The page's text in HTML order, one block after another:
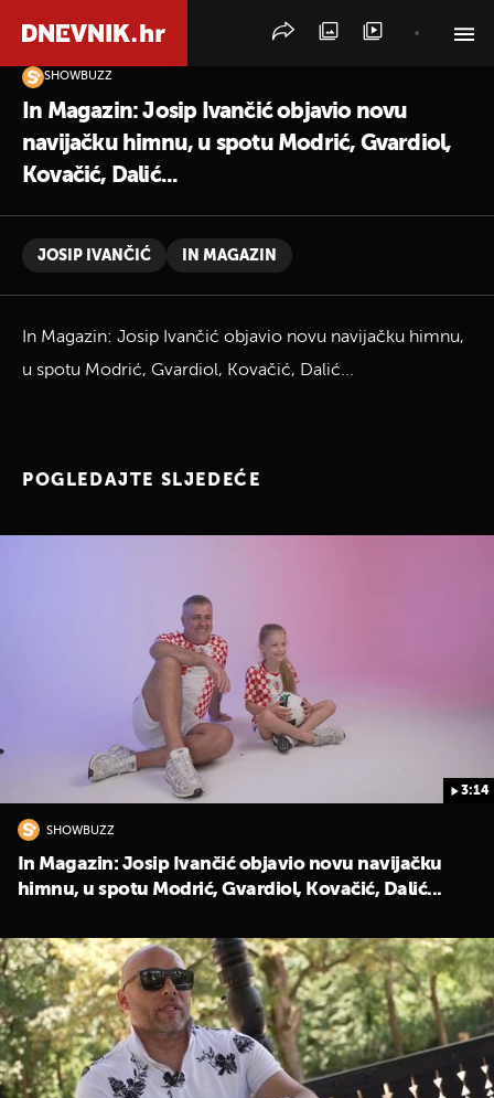
SHOWBUZZ
In Magazin: Josip Ivančić objavio novu
navijačku himnu, u spotu Modrić, Gvardiol,
Kovačić, Dalić...
JOSIP IVANČIĆ IN MAGAZIN
In Magazin: Josip Ivančić objavio novu navijačku himnu,
u spotu Modrić, Gvardiol, Kovačić, Dalić...
POGLEDAJTE SLJEDEĆE
3:14
SHOWBUZZ
In Magazin: Josip Ivančić objavio novu navijačku
himnu, u spotu Modrić, Gvardiol, Kovačić, Dalić...
PRETRAŽITE VIJESTI